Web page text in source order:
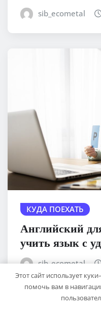
sib_ecometal
КУДА ПОЕХАТЬ
Английский
учить язык с
sib_ecometal
Этот сайт использует
помочь вам в